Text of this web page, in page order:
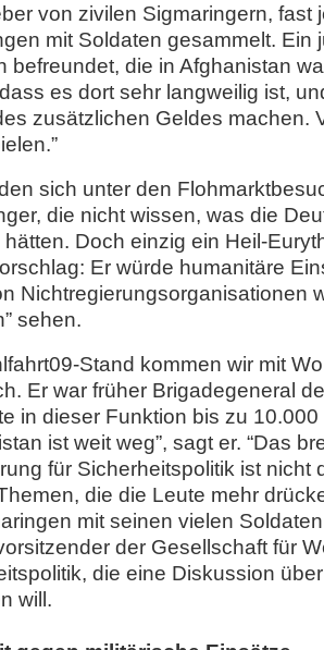
von zivilen Sigmaringern, fast
mit Soldaten gesammelt. Ein
befreundet, die in Afghanistan
es dort sehr langweilig ist,
zusätzlichen Geldes machen.
sich unter den
die nicht wissen, was die
Doch einzig ein Heil-
Er würde humanitäre
Nichtregierungsorganisationen
sehen.
Stand kommen wir mit
Er war früher Brigadegeneral
in dieser Funktion bis zu
ist weit weg”, sagt er. “Das
für Sicherheitspolitik ist nicht
die die Leute mehr
mit seinen vielen
der Gesellschaft für
die eine Diskussion
will.